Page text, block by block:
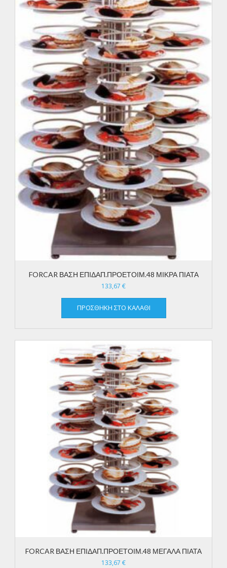
FORCAR ΒΑΣΗ ΕΠΙΔΑΠ.ΠΡΟΕΤΟΙΜ.48 ΜΙΚΡΑ ΠΙΑΤΑ
133,67 €
ΠΡΟΣΘΉΚΗ ΣΤΟ ΚΑΛΆΘΙ
FORCAR ΒΑΣΗ ΕΠΙΔΑΠ.ΠΡΟΕΤΟΙΜ.48 ΜΕΓΑΛΑ ΠΙΑΤΑ
133,67 €